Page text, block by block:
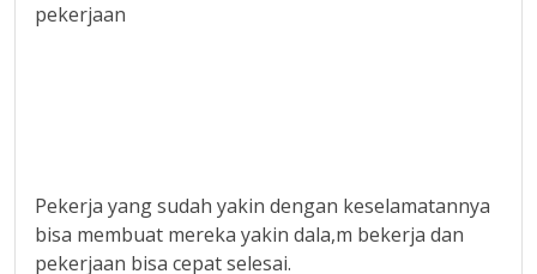
pekerjaan
Pekerja yang sudah yakin dengan keselamatannya
bisa membuat mereka yakin dala,m bekerja dan
pekerjaan bisa cepat selesai.